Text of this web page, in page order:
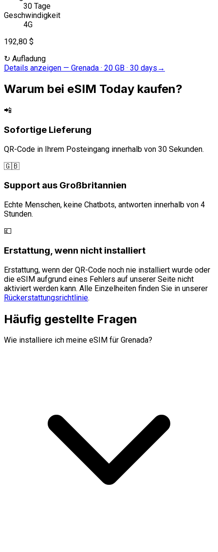
30 Tage
Geschwindigkeit
4G
192,80 $
↻ Aufladung
Details anzeigen — Grenada · 20 GB · 30 days →
Warum bei eSIM Today kaufen?
📲
Sofortige Lieferung
QR-Code in Ihrem Posteingang innerhalb von 30 Sekunden.
🇬🇧
Support aus Großbritannien
Echte Menschen, keine Chatbots, antworten innerhalb von 4
Stunden.
💷
Erstattung, wenn nicht installiert
Erstattung, wenn der QR-Code noch nie installiert wurde oder
die eSIM aufgrund eines Fehlers auf unserer Seite nicht
aktiviert werden kann. Alle Einzelheiten finden Sie in unserer
Rückerstattungsrichtlinie.
Häufig gestellte Fragen
Wie installiere ich meine eSIM für Grenada?